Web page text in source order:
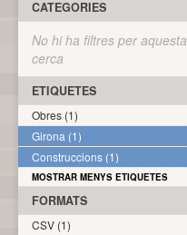
CATEGORIES
No hi ha filtres per aquesta
cerca
ETIQUETES
Obres (1)
Girona (1)
Construccions (1)
MOSTRAR MENYS ETIQUETES
FORMATS
CSV (1)